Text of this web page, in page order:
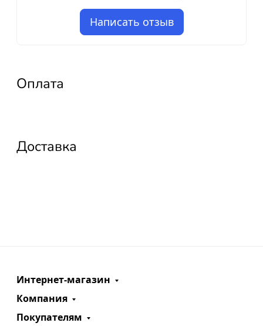
Написать отзыв
Оплата
Доставка
Интернет-магазин
Компания
Покупателям